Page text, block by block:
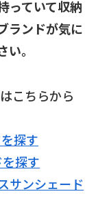
っていて収納
ランドが気に
。
こちらから
探す
探す
サンシェード